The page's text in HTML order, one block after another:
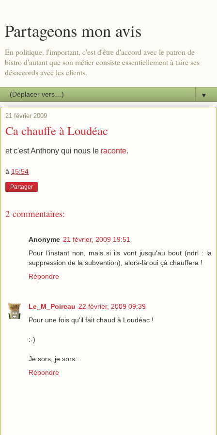
Partageons mon avis
En politique, l'important, c'est d'être d'accord avec le patron de
bistro d'autant que son métier consiste essentiellement à taire ses
désaccords avec les clients.
▼
21 février 2009
Ca chauffe à Loudéac
et c'est Anthony qui nous le raconte.
à 15:54
Partager
2 commentaires:
Anonyme 21 février, 2009 19:51
Pour l'instant non, mais si ils vont jusqu'au bout (ndrl : la
suppression de la subvention), alors-là oui çà chauffera !
Répondre
Le_M_Poireau 22 février, 2009 09:39
Pour une fois qu'il fait chaud à Loudéac !
:-)
Je sors, je sors…
Répondre